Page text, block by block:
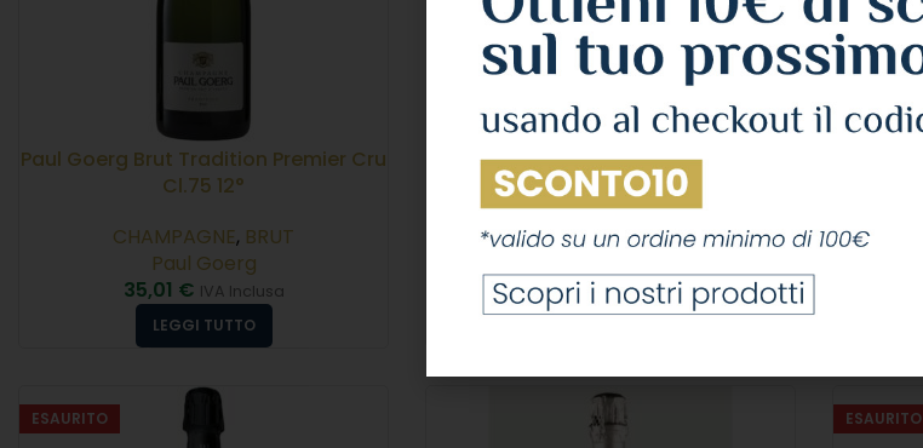
Paul Goerg Brut Tradition Premier Cru
Cl.75 12°
CHAMPAGNE, BRUT
Paul Goerg
35,01 € IVA Inclusa
LEGGI TUTTO
Louis Roederer Collection 243 Brut
Cl.75 12°
CHAMPAGNE,BRUT
52,10 € IVA Inclusa
ESAURITO ESAURITO